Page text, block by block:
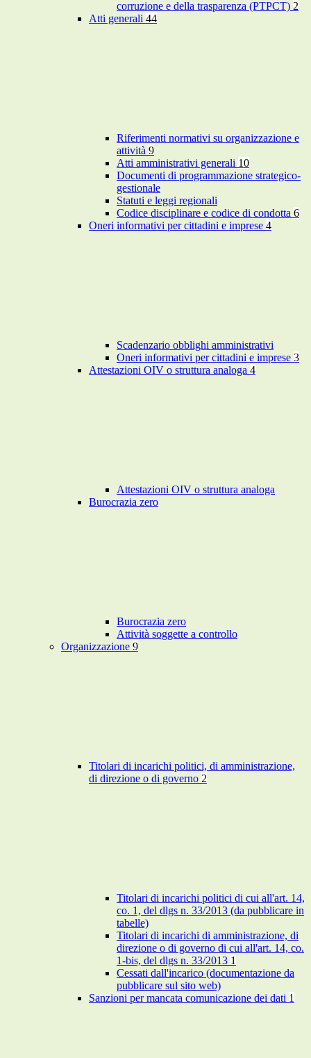
corruzione e della trasparenza (PTPCT) 2
Atti generali 44
Riferimenti normativi su organizzazione e
attività 9
Atti amministrativi generali 10
Documenti di programmazione strategico-
gestionale
Statuti e leggi regionali
Codice disciplinare e codice di condotta 6
Oneri informativi per cittadini e imprese 4
Scadenzario obblighi amministrativi
Oneri informativi per cittadini e imprese 3
Attestazioni OIV o struttura analoga 4
Attestazioni OIV o struttura analoga
Burocrazia zero
Burocrazia zero
Attività soggette a controllo
Organizzazione 9
Titolari di incarichi politici, di amministrazione,
di direzione o di governo 2
Titolari di incarichi politici di cui all'art. 14,
co. 1, del dlgs n. 33/2013 (da pubblicare in
tabelle)
Titolari di incarichi di amministrazione, di
direzione o di governo di cui all'art. 14, co.
1-bis, del dlgs n. 33/2013 1
Cessati dall'incarico (documentazione da
pubblicare sul sito web)
Sanzioni per mancata comunicazione dei dati 1